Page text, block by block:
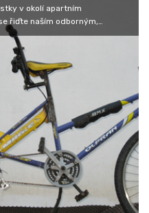
v okolí apartním
řiďte naším odborným,